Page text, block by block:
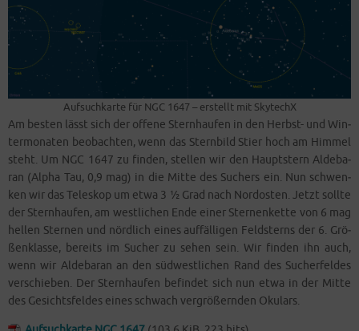
Auf­such­kar­te für NGC 1647 – erstellt mit SkytechX
Am bes­ten lässt sich der offe­ne Stern­hau­fen in den Herbst- und Win­
ter­mo­na­ten beob­ach­ten, wenn das Stern­bild Stier hoch am Him­mel
steht. Um NGC 1647 zu fin­den, stel­len wir den Haupt­stern Alde­ba­
ran (Alpha Tau, 0,9 mag) in die Mit­te des Suchers ein. Nun schwen­
ken wir das Tele­skop um etwa 3 ½ Grad nach Nord­os­ten. Jetzt soll­te
der Stern­hau­fen, am west­li­chen Ende einer Ster­nen­ket­te von 6 mag
hel­len Ster­nen und nörd­lich eines auf­fäl­li­gen Feld­sterns der 6. Grö­
ßen­klas­se, bereits im Sucher zu sehen sein. Wir fin­den ihn auch,
wenn wir Alde­ba­ran an den süd­west­li­chen Rand des Sucher­fel­des
ver­schie­ben. Der Stern­hau­fen befin­det sich nun etwa in der Mit­te
des Gesichts­fel­des eines schwach ver­grö­ßern­den Okulars.